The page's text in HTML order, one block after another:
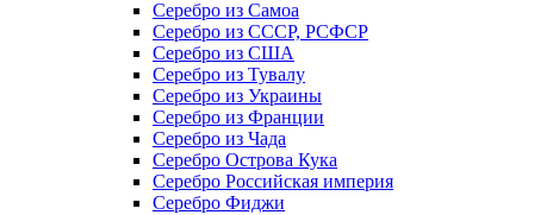
Серебро из Самоа
Серебро из СССР, РСФСР
Серебро из США
Серебро из Тувалу
Серебро из Украины
Серебро из Франции
Серебро из Чада
Серебро Острова Кука
Серебро Российская империя
Серебро Фиджи